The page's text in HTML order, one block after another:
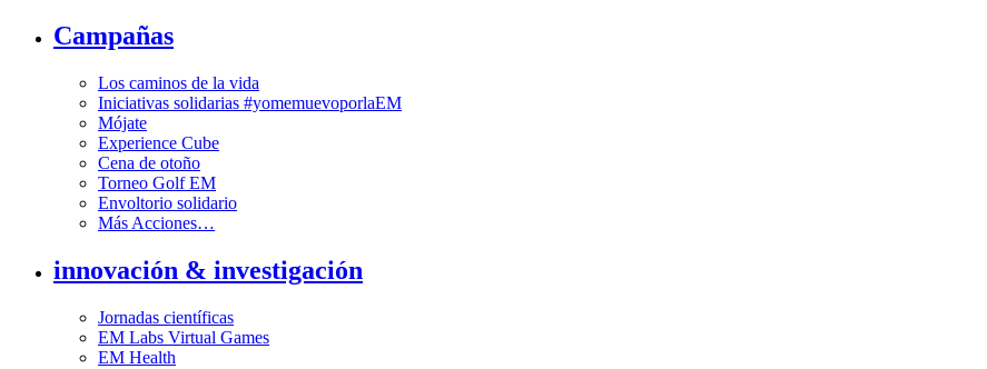
Campañas
Los caminos de la vida
Iniciativas solidarias #yomemuevoporlaEM
Mójate
Experience Cube
Cena de otoño
Torneo Golf EM
Envoltorio solidario
Más Acciones…
innovación & investigación
Jornadas científicas
EM Labs Virtual Games
EM Health